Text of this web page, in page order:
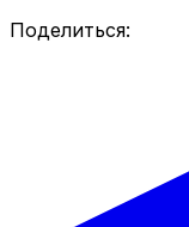
Поделиться: